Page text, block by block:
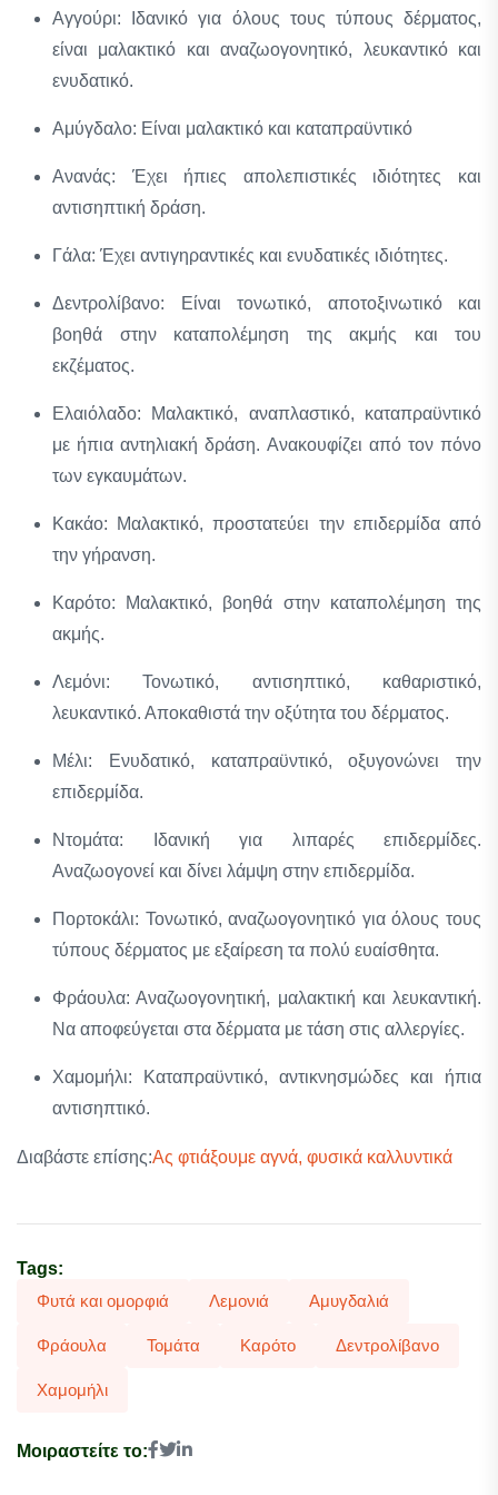
Αγγούρι: Ιδανικό για όλους τους τύπους δέρματος,
είναι μαλακτικό και αναζωογονητικό, λευκαντικό και
ενυδατικό.
Αμύγδαλο: Είναι μαλακτικό και καταπραϋντικό
Ανανάς: Έχει ήπιες απολεπιστικές ιδιότητες και
αντισηπτική δράση.
Γάλα: Έχει αντιγηραντικές και ενυδατικές ιδιότητες.
Δεντρολίβανο: Είναι τονωτικό, αποτοξινωτικό και
βοηθά στην καταπολέμηση της ακμής και του
εκζέματος.
Ελαιόλαδο: Μαλακτικό, αναπλαστικό, καταπραϋντικό
με ήπια αντηλιακή δράση. Ανακουφίζει από τον πόνο
των εγκαυμάτων.
Κακάο: Μαλακτικό, προστατεύει την επιδερμίδα από
την γήρανση.
Καρότο: Μαλακτικό, βοηθά στην καταπολέμηση της
ακμής.
Λεμόνι: Τονωτικό, αντισηπτικό, καθαριστικό,
λευκαντικό. Αποκαθιστά την οξύτητα του δέρματος.
Μέλι: Ενυδατικό, καταπραϋντικό, οξυγονώνει την
επιδερμίδα.
Ντομάτα: Ιδανική για λιπαρές επιδερμίδες.
Αναζωογονεί και δίνει λάμψη στην επιδερμίδα.
Πορτοκάλι: Τονωτικό, αναζωογονητικό για όλους τους
τύπους δέρματος με εξαίρεση τα πολύ ευαίσθητα.
Φράουλα: Αναζωογονητική, μαλακτική και λευκαντική.
Να αποφεύγεται στα δέρματα με τάση στις αλλεργίες.
Χαμομήλι: Καταπραϋντικό, αντικνησμώδες και ήπια
αντισηπτικό.
Διαβάστε επίσης:Ας φτιάξουμε αγνά, φυσικά καλλυντικά
Tags:
Φυτά και ομορφιά
Λεμονιά Αμυγδαλιά
Φράουλα Τομάτα Καρότο Δεντρολίβανο
Χαμομήλι
Μοιραστείτε το: